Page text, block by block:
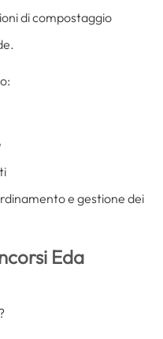
di compostaggio
e gestione dei
Eda